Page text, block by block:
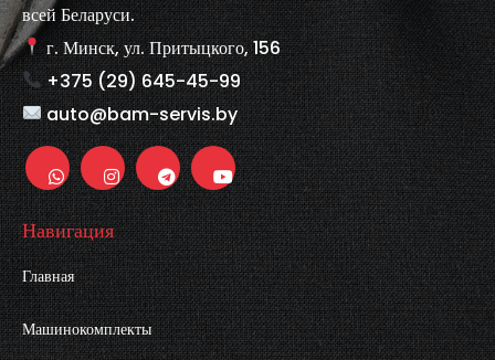
всей Беларуси.
г. Минск, ул. Притыцкого, 156
+375 (29) 645-45-99
auto@bam-servis.by
Навигация
Главная
Машинокомплекты